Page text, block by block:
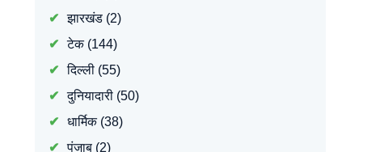
झारखंड(2)
टेक(144)
दिल्ली(55)
दुनियादारी(50)
धार्मिक(38)
पंजाब(2)